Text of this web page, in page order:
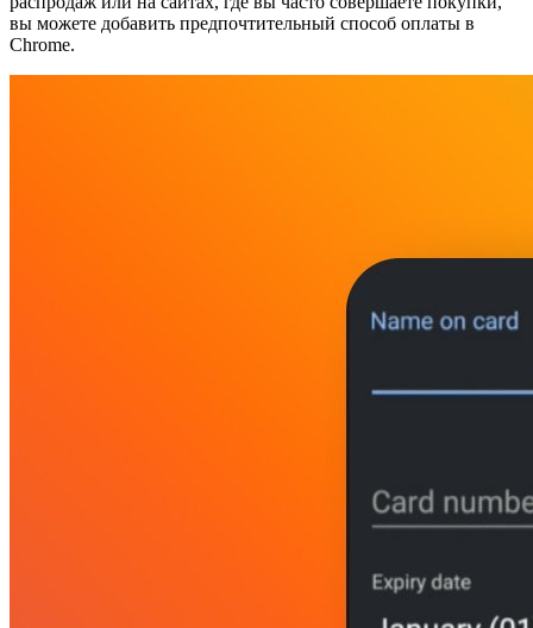
вы можете добавить предпочтительный способ оплаты в
Chrome.